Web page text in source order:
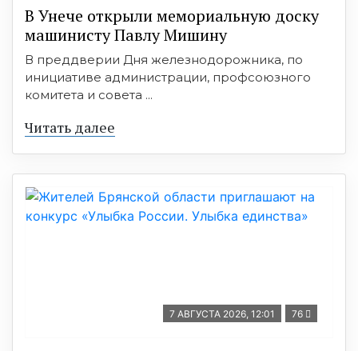
В Унече открыли мемориальную доску
машинисту Павлу Мишину
В преддверии Дня железнодорожника, по
инициативе администрации, профсоюзного
комитета и совета ...
Читать далее
7 АВГУСТА 2026, 12:01 76